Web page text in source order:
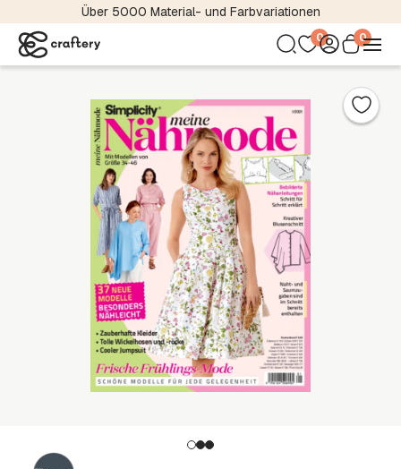
Über 5000 Material- und Farbvariationen
0 0